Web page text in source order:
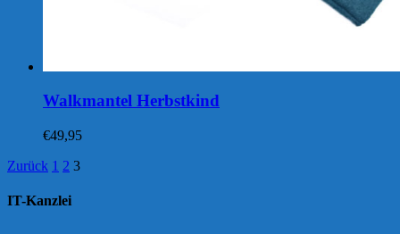
Walkmantel Herbstkind
€49,95
Zurück 1 2 3
IT-Kanzlei